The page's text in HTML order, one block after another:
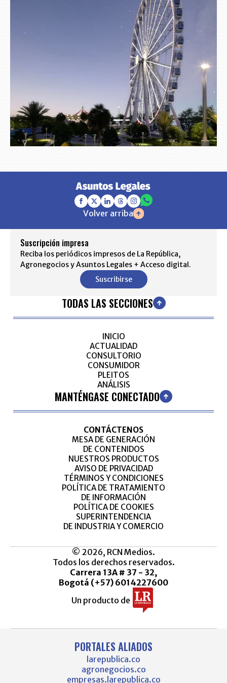
Volver arriba
Suscripción impresa
Reciba los periódicos impresos de La República,
Agronegocios y Asuntos Legales + Acceso digital.
Suscribirse
TODAS LAS SECCIONES
INICIO
ACTUALIDAD
CONSULTORIO
CONSUMIDOR
PLEITOS
ANÁLISIS
MANTÉNGASE CONECTADO
CONTÁCTENOS
MESA DE GENERACIÓN
DE CONTENIDOS
NUESTROS PRODUCTOS
AVISO DE PRIVACIDAD
TÉRMINOS Y CONDICIONES
POLÍTICA DE TRATAMIENTO
DE INFORMACIÓN
POLÍTICA DE COOKIES
SUPERINTENDENCIA
DE INDUSTRIA Y COMERCIO
© 2026, RCN Medios.
Todos los derechos reservados.
Carrera 13A # 37 - 32,
Bogotá (+57) 6014227600
Un producto de
PORTALES ALIADOS
larepublica.co
agronegocios.co
empresas.larepublica.co